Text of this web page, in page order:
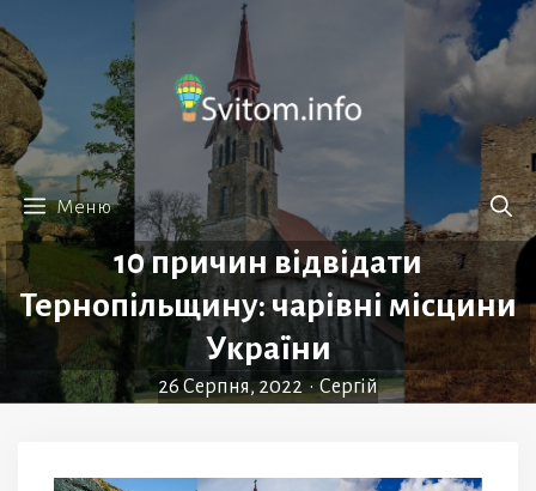
до
вмісту
Меню
10 причин відвідати
Тернопільщину: чарівні місцини
України
26 Серпня, 2022 • Сергій